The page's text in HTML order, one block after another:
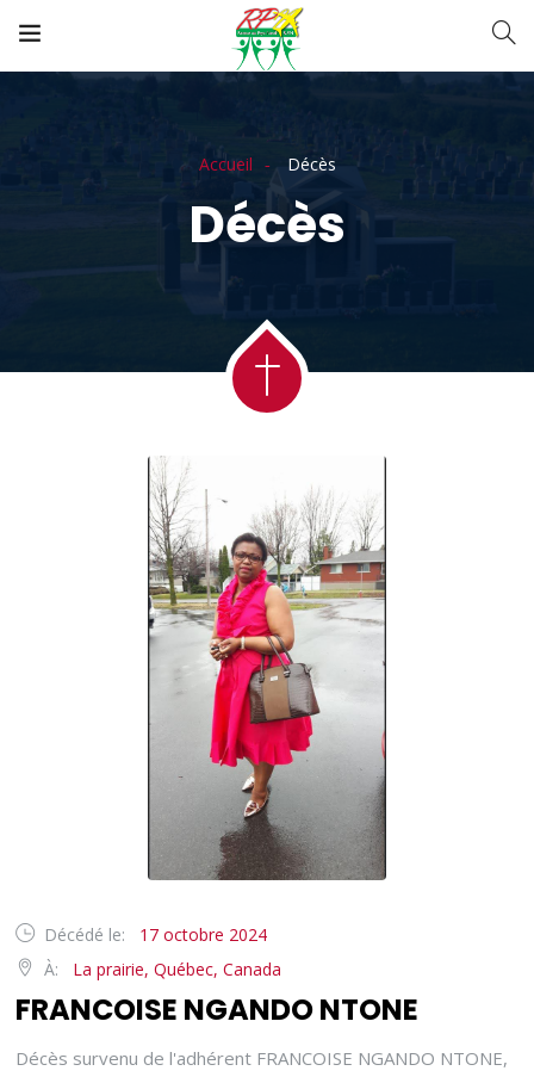
Accueil Décès
Décès
Décédé le:
17 octobre 2024
À:
La prairie, Québec, Canada
FRANCOISE NGANDO NTONE
Décès survenu de l'adhérent FRANCOISE NGANDO NTONE,